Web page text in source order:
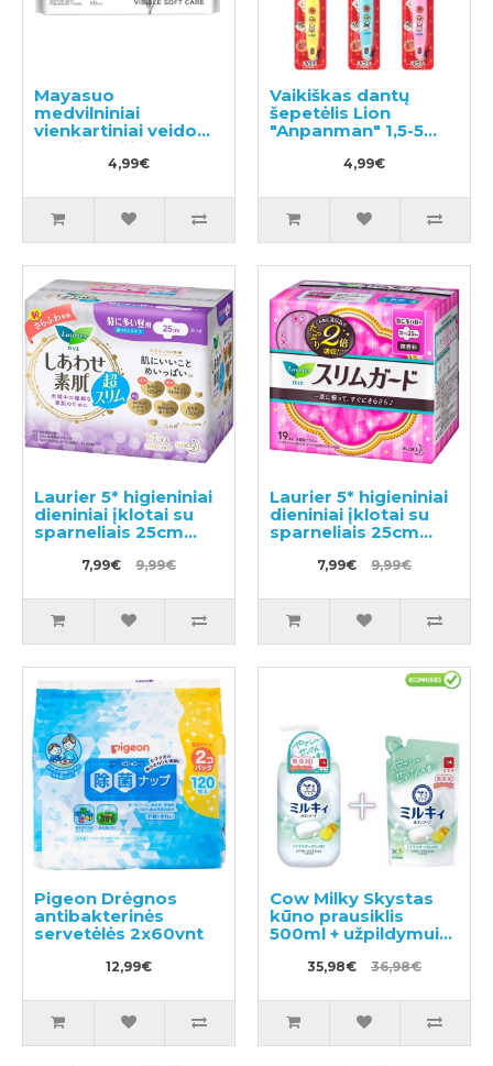
Mayasuo
medvilniniai
vienkartiniai veido
rankšluosčiai 60vnt
4,99€
Vaikiškas dantų
šepetėlis Lion
"Anpanman" 1,5-5
4,99€
Laurier 5* higieniniai
dieniniai įklotai su
sparneliais 25cm
7,99€ 9,99€
Laurier 5* higieniniai
dieniniai įklotai su
sparneliais 25cm
7,99€ 9,99€
Pigeon Drėgnos
antibakterinės
servetėlės 2x60vnt
12,99€
Cow Milky Skystas
kūno prausiklis
500ml + užpildymui
35,98€ 36,98€